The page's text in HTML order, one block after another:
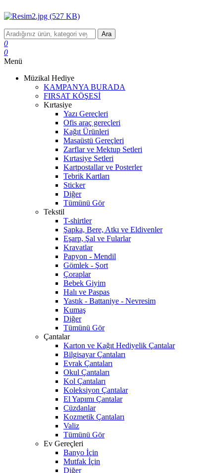
Ara
0
0
Menü
Müzikal Hediye
KAMPANYA BURADA
FIRSAT KÖŞESİ
Kırtasiye
Yazı Gereçleri
Ofis araç gereçleri
Kağıt Ürünleri
Masaüstü Gereçleri
Zarflar ve Mektup Setleri
Kırtasiye Setleri
Kartpostallar ve Posterler
Tebrik Kartları
Sticker
Diğer
Tümünü Gör
Tekstil
T-shirtler
Şapka, Bere, Atkı ve Eldivenler
Eşarp, Şal ve Fularlar
Kravatlar
Papyon - Mendil
Gömlek - Şort
Çoraplar
Bebek Giyim
Halı ve Paspas
Yastık - Battaniye - Nevresim
Kumaş
Diğer
Tümünü Gör
Çantalar
Karton ve Kağıt Hediyelik Çantalar
Bilgisayar Çantaları
Evrak Çantaları
Okul Çantaları
Kol Çantaları
Koleksiyon Çantalar
El Yapımı Çantalar
Cüzdanlar
Kozmetik Çantaları
Valiz
Tümünü Gör
Ev Gereçleri
Banyo İçin
Mutfak İçin
Diğer